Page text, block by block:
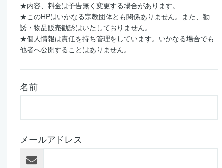
★内容、料金は予告無く変更する場合があります。
★このHPはいかなる宗教団体とも関係ありません。また、勧
誘・物品販売勧誘はいたしておりません。
★個人情報は責任を持ち管理をしています。いかなる場合でも
他者へ公開することはありません。
名前
メールアドレス